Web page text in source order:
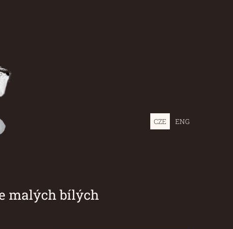
bílých
CZE ENG